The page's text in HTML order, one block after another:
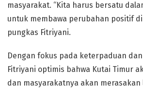
masyarakat. “Kita harus bersatu
untuk membawa perubahan positif di
pungkas Fitriyani.
Dengan fokus pada keterpaduan
Fitriyani optimis bahwa Kutai Timur
dan masyarakatnya akan